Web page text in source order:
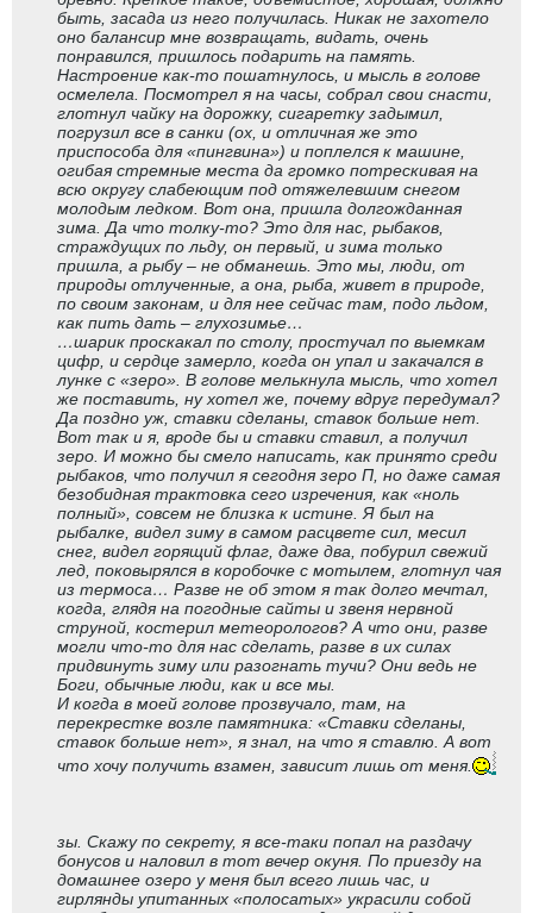
быть, засада из него получилась. Никак не захотело
оно балансир мне возвращать, видать, очень
понравился, пришлось подарить на память.
Настроение как-то пошатнулось, и мысль в голове
осмелела. Посмотрел я на часы, собрал свои снасти,
глотнул чайку на дорожку, сигаретку задымил,
погрузил все в санки (ох, и отличная же это
приспособа для «пингвина») и поплелся к машине,
огибая стремные места да громко потрескивая на
всю округу слабеющим под отяжелевшим снегом
молодым ледком. Вот она, пришла долгожданная
зима. Да что толку-то? Это для нас, рыбаков,
страждущих по льду, он первый, и зима только
пришла, а рыбу – не обманешь. Это мы, люди, от
природы отлученные, а она, рыба, живет в природе,
по своим законам, и для нее сейчас там, подо льдом,
как пить дать – глухозимье…
…шарик проскакал по столу, простучал по выемкам
цифр, и сердце замерло, когда он упал и закачался в
лунке с «зеро». В голове мелькнула мысль, что хотел
же поставить, ну хотел же, почему вдруг передумал?
Да поздно уж, ставки сделаны, ставок больше нет.
Вот так и я, вроде бы и ставки ставил, а получил
зеро. И можно бы смело написать, как принято среди
рыбаков, что получил я сегодня зеро П, но даже самая
безобидная трактовка сего изречения, как «ноль
полный», совсем не близка к истине. Я был на
рыбалке, видел зиму в самом расцвете сил, месил
снег, видел горящий флаг, даже два, побурил свежий
лед, поковырялся в коробочке с мотылем, глотнул чая
из термоса… Разве не об этом я так долго мечтал,
когда, глядя на погодные сайты и звеня нервной
струной, костерил метеорологов? А что они, разве
могли что-то для нас сделать, разве в их силах
придвинуть зиму или разогнать тучи? Они ведь не
Боги, обычные люди, как и все мы.
И когда в моей голове прозвучало, там, на
перекрестке возле памятника: «Ставки сделаны,
ставок больше нет», я знал, на что я ставлю. А вот
что хочу получить взамен, зависит лишь от меня.
зы. Скажу по секрету, я все-таки попал на раздачу
бонусов и наловил в тот вечер окуня. По приезду на
домашнее озеро у меня был всего лишь час, и
гирлянды упитанных «полосатых» украсили собой